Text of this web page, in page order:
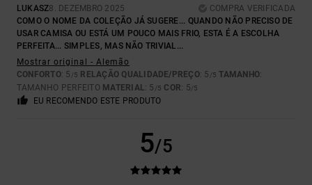
LUKASZ8. DEZEMBRO 2025
COMPRA VERIFICADA
COMO O NOME DA COLEÇÃO JÁ SUGERE... QUANDO NÃO PRECISO DE
USAR CAMISA OU ESTÁ UM POUCO MAIS FRIO, ESTA É A ESCOLHA
PERFEITA... SIMPLES, MAS NÃO TRIVIAL...
Mostrar original - Alemão
CONFORTO: 5 /5 RELAÇÃO QUALIDADE/PREÇO: 5 /5 TAMANHO:
TAMANHO PERFEITO MATERIAL: 5 /5 COR: 5/5
EU RECOMENDO ESTE PRODUTO
5/5